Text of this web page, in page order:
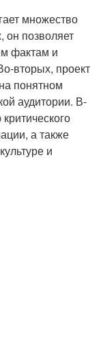
множество
он позволяет
фактам и
вторых, проект
понятном
аудитории. В-
а также
и